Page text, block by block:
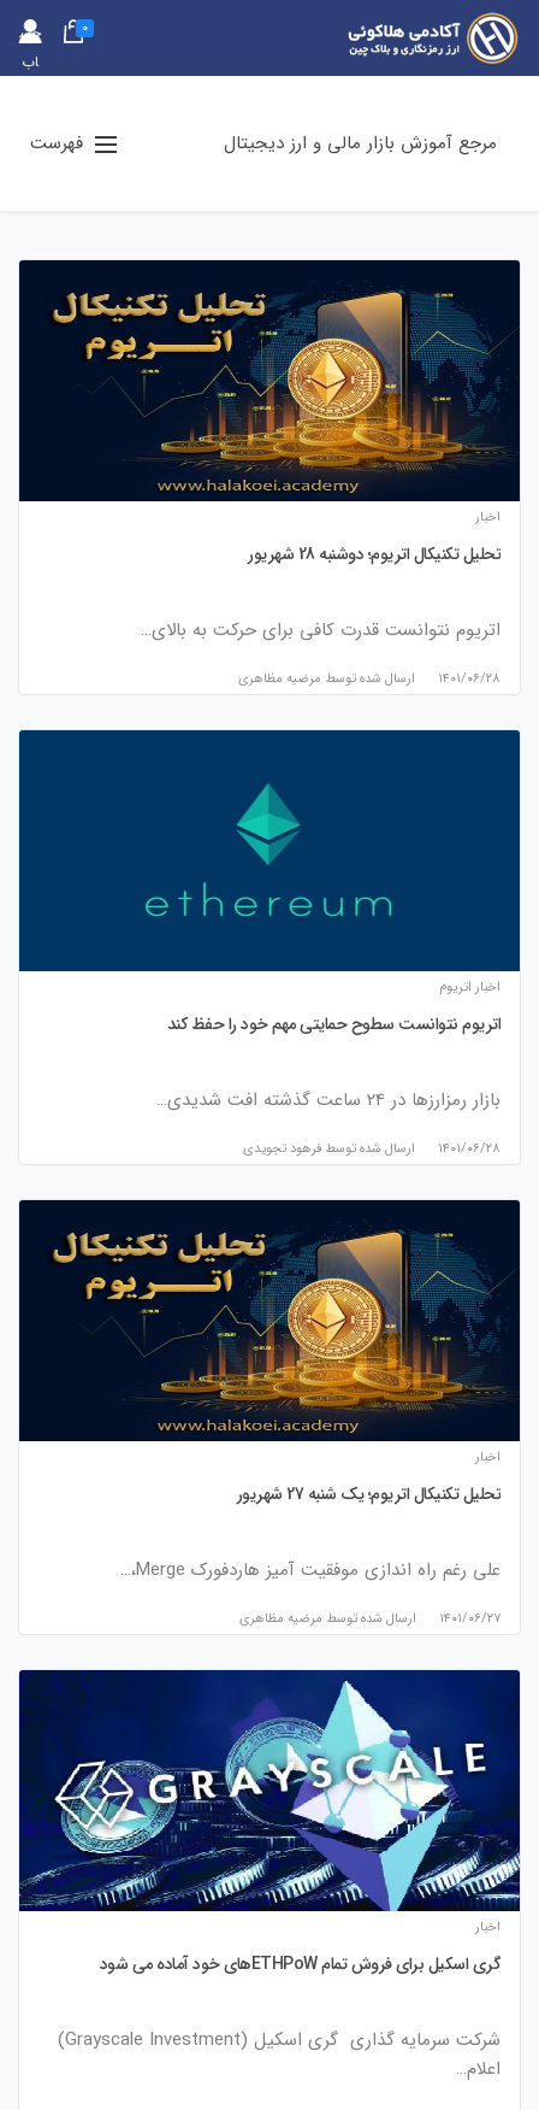
حس
اب
0
مرجع آموزش بازار مالی و ارز دیجیتال فهرست
اخبار
تحلیل تکنیکال اتریوم؛ دوشنبه 28 شهریور
اتریوم نتوانست قدرت کافی برای حرکت به بالای…
۱۴۰۱/۰۶/۲۸ ارسال شده توسط مرضیه مظاهری
اخبار اتریوم
اتریوم نتوانست سطوح حمایتی مهم خود را حفظ کند
بازار رمزارزها در 24 ساعت گذشته افت شدیدی…
۱۴۰۱/۰۶/۲۸ ارسال شده توسط فرهود تجویدی
اخبار
تحلیل تکنیکال اتریوم؛ یک شنبه 27 شهریور
علی رغم راه اندازی موفقیت آمیز هاردفورک Merge،…
۱۴۰۱/۰۶/۲۷ ارسال شده توسط مرضیه مظاهری
اخبار
گری اسکیل برای فروش تمام ETHPoWهای خود آماده می شود
شرکت سرمایه گذاری گری اسکیل (Grayscale Investment)
اعلام…